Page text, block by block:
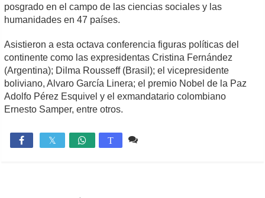
posgrado en el campo de las ciencias sociales y las
humanidades en 47 países.
Asistieron a esta octava conferencia figuras políticas del
continente como las expresidentas Cristina Fernández
(Argentina); Dilma Rousseff (Brasil); el vicepresidente
boliviano, Alvaro García Linera; el premio Nobel de la Paz
Adolfo Pérez Esquivel y el exmandatario colombiano
Ernesto Samper, entre otros.
 T